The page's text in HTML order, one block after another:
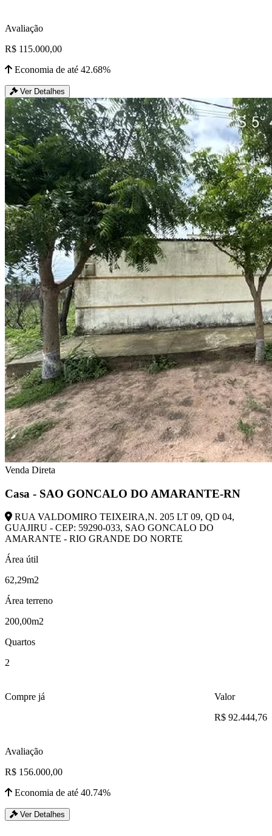
Avaliação
R$ 115.000,00
Economia de até 42.68%
Ver Detalhes
Venda Direta
Casa - SAO GONCALO DO AMARANTE-RN
RUA VALDOMIRO TEIXEIRA,N. 205 LT 09, QD 04,
GUAJIRU - CEP: 59290-033, SAO GONCALO DO
AMARANTE - RIO GRANDE DO NORTE
Área útil
62,29m2
Área terreno
200,00m2
Quartos
2
Compre já
Valor
R$ 92.444,76
Avaliação
R$ 156.000,00
Economia de até 40.74%
Ver Detalhes